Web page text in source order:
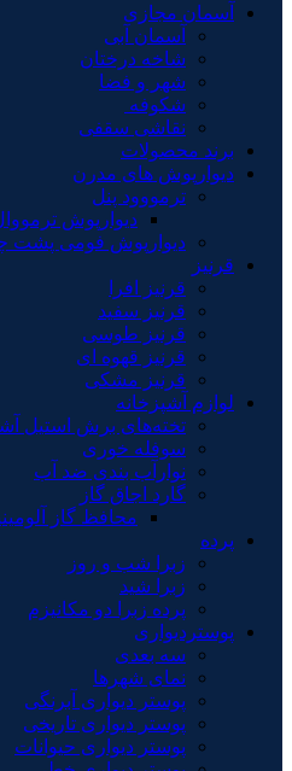
آسمان مجازی
آسمان آبی
شاخه درختان
شهر و فضا
شکوفه
نقاشی سقفی
برند محصولات
دیوارپوش های مدرن
ترمووود پنل
دیوارپوش
دیوارپوش فومی پشت
قرنیز
قرنیز افرا
قرنیز سفید
قرنیز طوسی
قرنیز قهوه ای
قرنیز مشکی
لوازم آشپزخانه
تخته‌های برش استیل
سوفله خوری
نوارآب بندی ضد آب
گارد اجاق گاز
محافظ گاز
پرده
زبرا شب و روز
زبرا شید
پرده زبرا دو مکانیزم
پوستردیواری
سه بعدی
نمای شهرها
پوستر دیواری آبرنگی
پوستر دیواری تاریخی
پوستر دیواری حیوانات